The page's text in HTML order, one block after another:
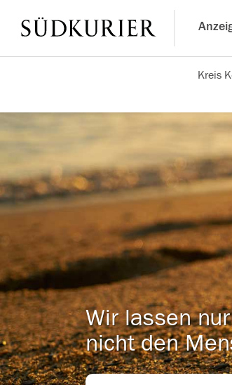
Kreis
Wir lassen
nicht den